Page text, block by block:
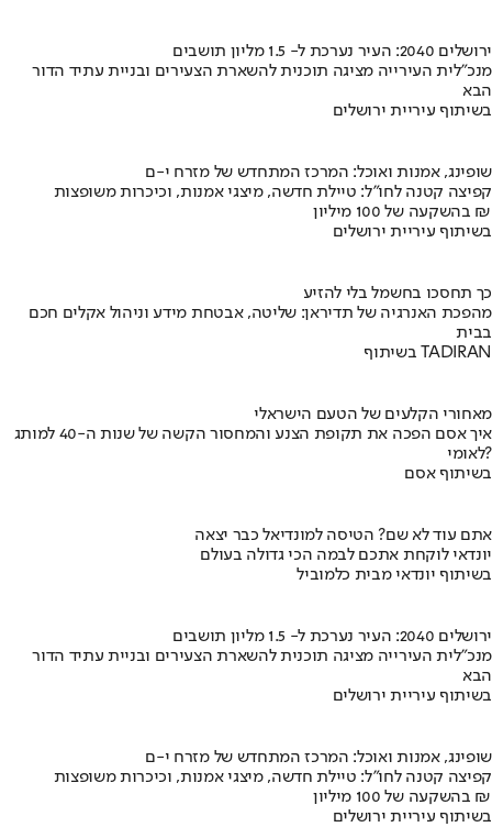
ירושלים 2040: העיר נערכת ל- 1.5 מליון תושבים
מנכ"לית העירייה מציגה תוכנית להשארת הצעירים ובניית עתיד הדור
הבא
בשיתוף עיריית ירושלים
שופינג, אמנות ואוכל: המרכז המתחדש של מזרח י-ם
קפיצה קטנה לחו"ל: טיילת חדשה, מיצגי אמנות, וכיכרות משופצות
בהשקעה של 100 מיליון ₪
בשיתוף עיריית ירושלים
כך תחסכו בחשמל בלי להזיע
מהפכת האנרגיה של תדיראן: שליטה, אבטחת מידע וניהול אקלים חכם
בבית
בשיתוף TADIRAN
מאחורי הקלעים של הטעם הישראלי
איך אסם הפכה את תקופת הצנע והמחסור הקשה של שנות ה-40 למותג
לאומי?
בשיתוף אסם
אתם עוד לא שם? הטיסה למונדיאל כבר יצאה
יונדאי לוקחת אתכם לבמה הכי גדולה בעולם
בשיתוף יונדאי מבית כלמוביל
ירושלים 2040: העיר נערכת ל- 1.5 מליון תושבים
מנכ"לית העירייה מציגה תוכנית להשארת הצעירים ובניית עתיד הדור
הבא
בשיתוף עיריית ירושלים
שופינג, אמנות ואוכל: המרכז המתחדש של מזרח י-ם
קפיצה קטנה לחו"ל: טיילת חדשה, מיצגי אמנות, וכיכרות משופצות
בהשקעה של 100 מיליון ₪
בשיתוף עיריית ירושלים